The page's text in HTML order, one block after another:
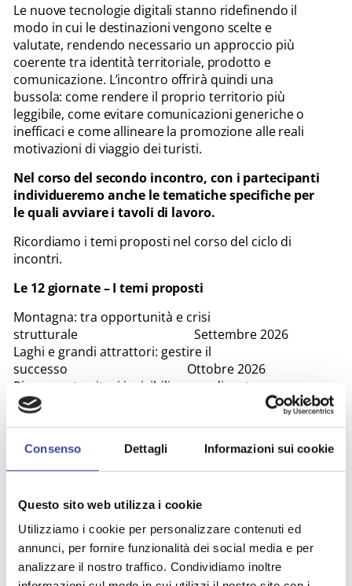
Consenso Dettagli Informazioni sui cookie
Questo sito web utilizza i cookie
Utilizziamo i cookie per personalizzare contenuti ed
annunci, per fornire funzionalità dei social media e per
analizzare il nostro traffico. Condividiamo inoltre
Le nuove tecnologie digitali stanno ridefinendo il
modo in cui le destinazioni vengono scelte e
valutate, rendendo necessario un approccio più
coerente tra identità territoriale, prodotto e
comunicazione. L’incontro offrirà quindi una
bussola: come rendere il proprio territorio più
leggibile, come evitare comunicazioni generiche o
inefficaci e come allineare la promozione alle reali
motivazioni di viaggio dei turisti.
Nel corso del secondo incontro, con i partecipanti
individueremo anche le tematiche specifiche per
le quali avviare i tavoli di lavoro.
Ricordiamo i temi proposti nel corso del ciclo di
incontri.
Le 12 giornate – I temi proposti
Montagna: tra opportunità e crisi
strutturale Settembre 2026
Laghi e grandi attrattori: gestire il
successo Ottobre 2026
Pianura e territori invisibili: come diventare
“destinazione” Novembre 2026
2026
Cammini e turismo
2027
Benessere e turismo della
salute Febbraio 2027
Eventi territoriali: identità o
intrattenimento? Marzo 2027